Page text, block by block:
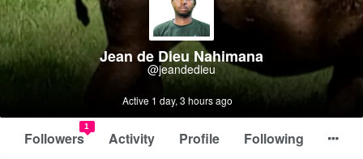
Jean de Dieu Nahimana
@jeandedieu
Active 1 day, 3 hours ago
Followers
1
Activity Profile Following